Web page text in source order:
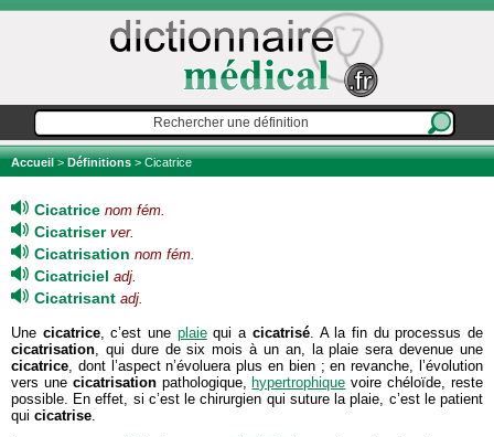
Accueil>Définitions> Cicatrice
Cicatrice nom fém.
Cicatriser ver.
Cicatrisation nom fém.
Cicatriciel adj.
Cicatrisant adj.
Une cicatrice, c’est une plaiequi a cicatrisé. A la fin du processus de
cicatrisation, qui dure de six mois à un an, la plaie sera devenue une
cicatrice, dont l’aspect n’évoluera plus en bien ; en revanche, l’évolution
vers une cicatrisationpathologique, hypertrophique voire chéloïde, reste
possible. En effet, si c’est le chirurgien qui suture la plaie, c’est le patient
qui cicatrise.